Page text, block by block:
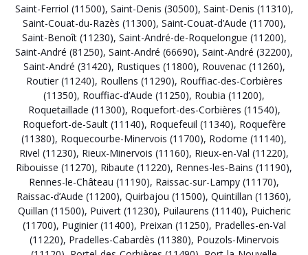
Saint-Ferriol (11500), Saint-Denis (30500), Saint-Denis (11310),
Saint-Couat-du-Razès (11300), Saint-Couat-d’Aude (11700),
Saint-Benoît (11230), Saint-André-de-Roquelongue (11200),
Saint-André (81250), Saint-André (66690), Saint-André (32200),
Saint-André (31420), Rustiques (11800), Rouvenac (11260),
Routier (11240), Roullens (11290), Rouffiac-des-Corbières
(11350), Rouffiac-d’Aude (11250), Roubia (11200),
Roquetaillade (11300), Roquefort-des-Corbières (11540),
Roquefort-de-Sault (11140), Roquefeuil (11340), Roquefère
(11380), Roquecourbe-Minervois (11700), Rodome (11140),
Rivel (11230), Rieux-Minervois (11160), Rieux-en-Val (11220),
Ribouisse (11270), Ribaute (11220), Rennes-les-Bains (11190),
Rennes-le-Château (11190), Raissac-sur-Lampy (11170),
Raissac-d’Aude (11200), Quirbajou (11500), Quintillan (11360),
Quillan (11500), Puivert (11230), Puilaurens (11140), Puicheric
(11700), Puginier (11400), Preixan (11250), Pradelles-en-Val
(11220), Pradelles-Cabardès (11380), Pouzols-Minervois